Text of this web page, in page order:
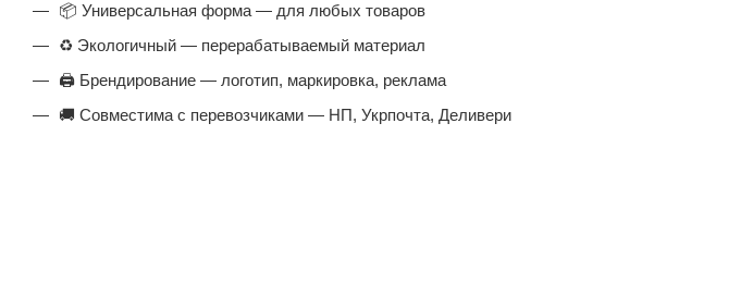
📦 Универсальная форма — для любых товаров
♻️ Экологичный — перерабатываемый материал
🖨️ Брендирование — логотип, маркировка, реклама
🚚 Совместима с перевозчиками — НП, Укрпочта, Деливери